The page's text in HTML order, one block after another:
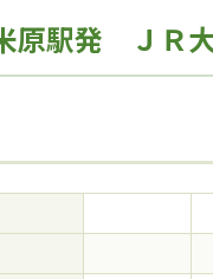
原駅発 ＪＲ